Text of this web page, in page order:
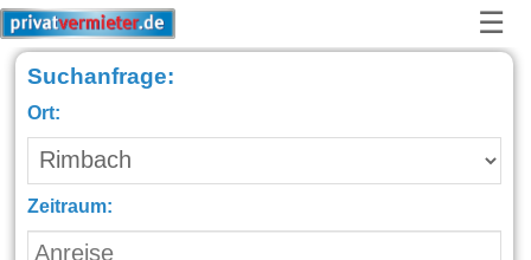
☰
Suchanfrage:
Ort:
Zeitraum: